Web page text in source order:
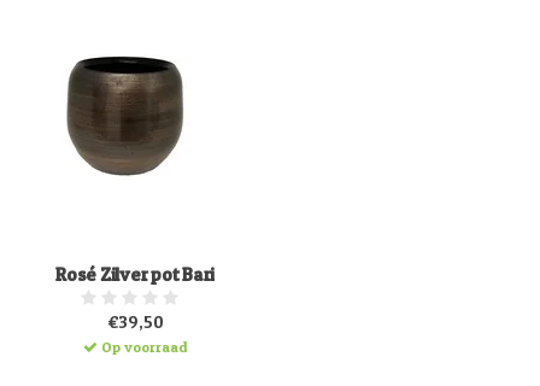
Rosé Zilver pot Bari
€39,50
Op voorraad